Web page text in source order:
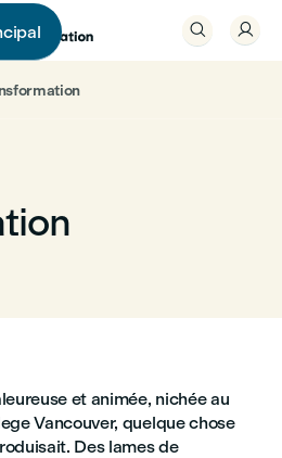
 
et animée, nichée au
Vancouver, quelque chose
Des lames de